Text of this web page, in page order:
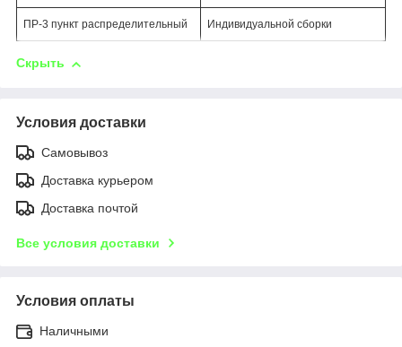
ПР-3пункт распределительный Индивидуальной сборки
Скрыть
Условия доставки
Самовывоз
Доставка курьером
Доставка почтой
Все условия доставки
Условия оплаты
Наличными